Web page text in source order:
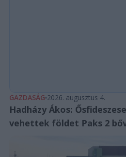
GAZDASÁG 2026. augusztus 4.
Hadházy Ákos:
vehettek földet Paks 2